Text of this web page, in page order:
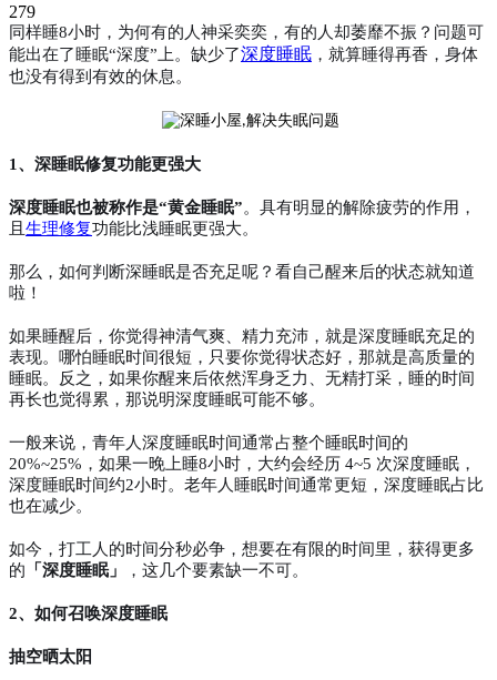
279
同样睡8小时，为何有的人神采奕奕，有的人却萎靡不振？问题可
能出在了睡眠“深度”上。缺少了深度睡眠 ，就算睡得再香，身体
也没有得到有效的休息。
1、深睡眠修复功能更强大
深度睡眠也被称作是“黄金睡眠”。具有明显的解除疲劳的作用，
且 生理修复功能比浅睡眠更强大。
那么，如何判断深睡眠是否充足呢？看自己醒来后的状态就知道
啦！
如果睡醒后，你觉得神清气爽、精力充沛，就是深度睡眠充足的
表现。哪怕睡眠时间很短，只要你觉得状态好，那就是高质量的
睡眠。反之，如果你醒来后依然浑身乏力、无精打采，睡的时间
再长也觉得累，那说明深度睡眠可能不够。
一般来说，青年人深度睡眠时间通常占整个睡眠时间的
20%~25%，如果一晚上睡8小时，大约会经历 4~5 次深度睡眠，
深度睡眠时间约2小时。老年人睡眠时间通常更短，深度睡眠占比
也在减少。
如今，打工人的时间分秒必争，想要在有限的时间里，获得更多
的 「深度睡眠」 ，这几个要素缺一不可。
2、如何召唤深度睡眠
抽空晒太阳